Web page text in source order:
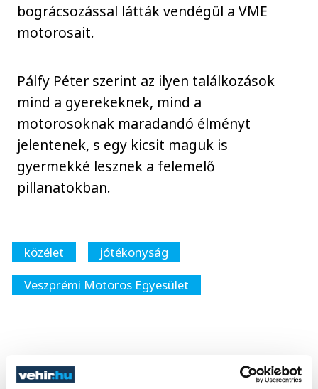
bográcsozással látták vendégül a VME
motorosait.
Pálfy Péter szerint az ilyen találkozások
mind a gyerekeknek, mind a
motorosoknak maradandó élményt
jelentenek, s egy kicsit maguk is
gyermekké lesznek a felemelő
pillanatokban.
közélet
jótékonyság
Veszprémi Motoros Egyesület